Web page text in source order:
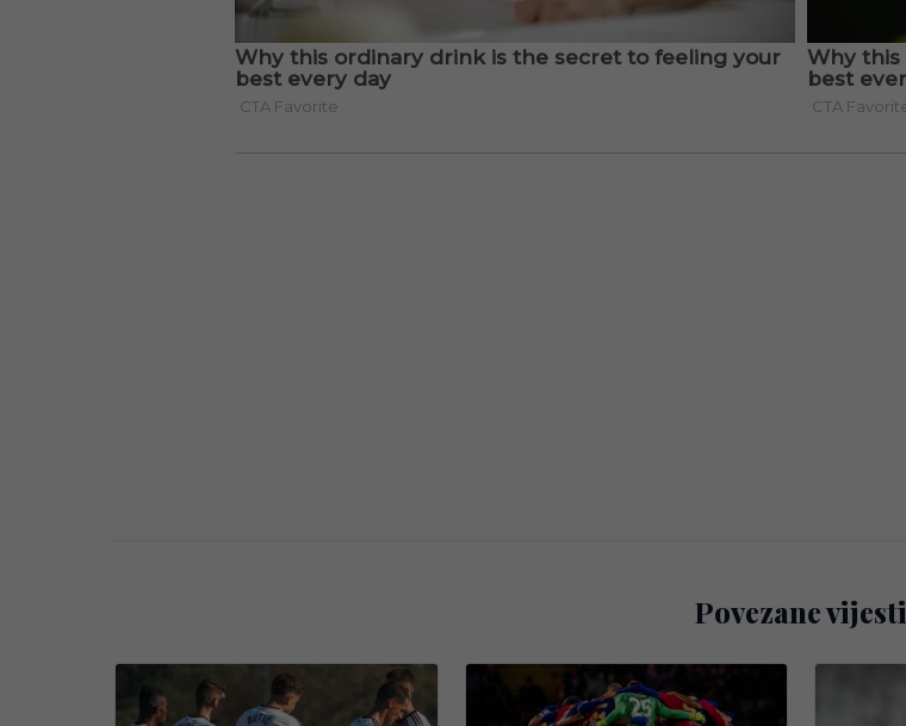
Povezane vijesti